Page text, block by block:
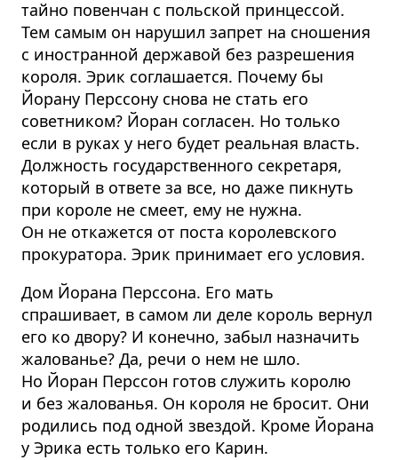
тайно повенчан с польской принцессой.
Тем самым он нарушил запрет на сношения
с иностранной державой без разрешения
короля. Эрик соглашается. Почему бы
Йорану Перссону снова не стать его
советником? Йоран согласен. Но только
если в руках у него будет реальная власть.
Должность государственного секретаря,
который в ответе за все, но даже пикнуть
при короле не смеет, ему не нужна.
Он не откажется от поста королевского
прокуратора. Эрик принимает его условия.
Дом Йорана Перссона. Его мать
спрашивает, в самом ли деле король вернул
его ко двору? И конечно, забыл назначить
жалованье? Да, речи о нем не шло.
Но Йоран Перссон готов служить королю
и без жалованья. Он короля не бросит. Они
родились под одной звездой. Кроме Йорана
у Эрика есть только его Карин.